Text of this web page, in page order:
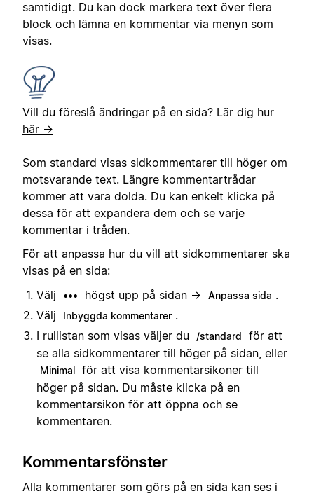
samtidigt. Du kan dock markera text över flera
block och lämna en kommentar via menyn som
visas.
Vill du föreslå ändringar på en sida? Lär dig hur
här →
Som standard visas sidkommentarer till höger om
motsvarande text. Längre kommentartrådar
kommer att vara dolda. Du kan enkelt klicka på
dessa för att expandera dem och se varje
kommentar i tråden.
För att anpassa hur du vill att sidkommentarer ska
visas på en sida:
Välj
••• högst upp på sidan → Anpassa sida .
Välj
Inbyggda kommentarer .
I rullistan som visas väljer du
/standard
för att
se alla sidkommentarer till höger på sidan, eller
Minimal för att visa kommentarsikoner till
höger på sidan. Du måste klicka på en
kommentarsikon för att öppna och se
kommentaren.
Kommentarsfönster
Alla kommentarer som görs på en sida kan ses i